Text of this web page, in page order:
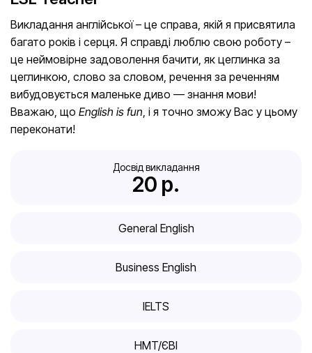
Викладання англійської – це справа, якій я присвятила
багато років і серця. Я справді люблю свою роботу –
це неймовірне задоволення бачити, як цеглинка за
цеглинкою, слово за словом, речення за реченням
вибудовується маленьке диво — знання мови!
Вважаю, що English is fun, і я точно зможу Вас у цьому
переконати!
Досвід викладання
20 р.
General English
Business English
IELTS
HMT/ЄВІ